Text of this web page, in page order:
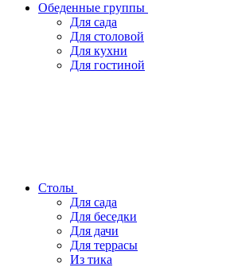
Обеденные группы
Для сада
Для столовой
Для кухни
Для гостиной
Столы
Для сада
Для беседки
Для дачи
Для террасы
Из тика